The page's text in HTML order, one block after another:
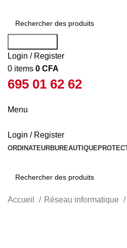
Login / Register
0 items 0 CFA
695 01 62 62
Menu
Login / Register
ORDINATEURBUREAUTIQUE
Rechercher
Accueil Réseau informatique